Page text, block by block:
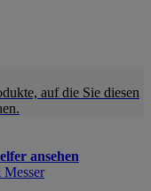
auf die Sie diesen
ansehen